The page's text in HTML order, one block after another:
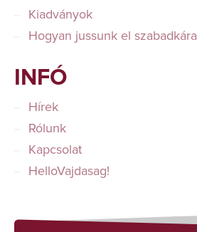
Kiadványok
Hogyan jussunk el szabadkára
INFÓ
Hírek
Rólunk
Kapcsolat
HelloVajdasag!